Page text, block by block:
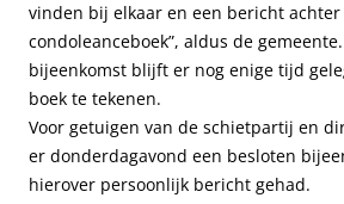
vinden bij elkaar en een bericht
condoleanceboek”, aldus de
bijeenkomst blijft er nog enige tijd
boek te tekenen.
Voor getuigen van de schietpartij en
er donderdagavond een besloten
hierover persoonlijk bericht gehad.